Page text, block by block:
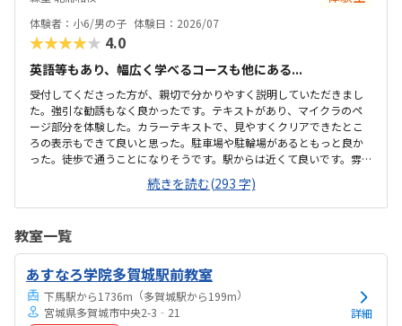
ているわけではありませんが、壁などで視線が分散しにくい工夫がさ
れており、集中しやすい雰囲気だと感じました。月4回（1回50分）で
約12,000円という料金は、我が家にとってはや...
体験者：小6/男の子 体験日：2026/07
★★★★★ 4.0
英語等もあり、幅広く学べるコースも他にある...
受付してくださった方が、親切で分かりやすく説明していただきまし
た。強引な勧誘もなく良かったです。テキストがあり、マイクラのペ
ージ部分を体験した。カラーテキストで、見やすくクリアできたとこ
ろの表示もできて良いと思った。駐車場や駐輪場があるともっと良か
った。徒歩で通うことになりそうです。駅からは近くて良いです。雰囲
気も良く、清潔感もあった。部屋が区切られていて、個人スペースも
確保されていて良かった。基本料金以外に、追加料金があまり無さそ
うで良かった。できれば、毎月1万以内で通いたいです。子供に熱心に
気持ちになれて良かった。
続きを読む(293 字)
教室一覧
あすなろ学院多賀城駅前教室
下馬駅から1736m （多賀城駅から199m）
宮城県多賀城市中央2-3‐21
詳細